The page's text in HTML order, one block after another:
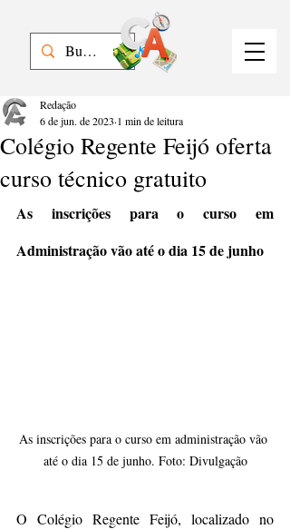
Colégio Regente Feijó oferta
curso técnico gratuito
Redação
6 de jun. de 2023 1 min de leitura
As inscrições para o curso em
Administração vão até o dia 15 de junho
As inscrições para o curso em administração vão
até o dia 15 de junho. Foto: Divulgação
O Colégio Regente Feijó, localizado no